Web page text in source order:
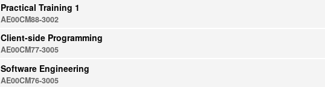
Practical Training 1
AE00CM88-3002
Client-side Programming
AE00CM77-3005
Software Engineering
AE00CM76-3005